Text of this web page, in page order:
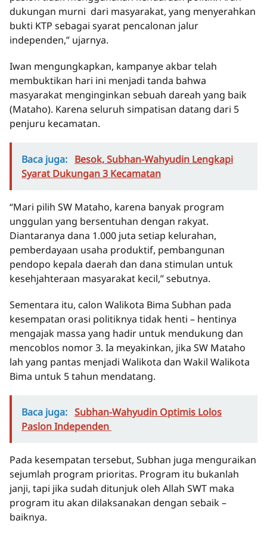
dukungan murni dari masyarakat, yang menyerahkan
bukti KTP sebagai syarat pencalonan jalur
independen,” ujarnya.
Iwan mengungkapkan, kampanye akbar telah
membuktikan hari ini menjadi tanda bahwa
masyarakat menginginkan sebuah dareah yang baik
(Mataho). Karena seluruh simpatisan datang dari 5
penjuru kecamatan.
Baca juga: Besok, Subhan-Wahyudin Lengkapi
Syarat Dukungan 3 Kecamatan
“Mari pilih SW Mataho, karena banyak program
unggulan yang bersentuhan dengan rakyat.
Diantaranya dana 1.000 juta setiap kelurahan,
pemberdayaan usaha produktif, pembangunan
pendopo kepala daerah dan dana stimulan untuk
kesehjahteraan masyarakat kecil,” sebutnya.
Sementara itu, calon Walikota Bima Subhan pada
kesempatan orasi politiknya tidak henti – hentinya
mengajak massa yang hadir untuk mendukung dan
mencoblos nomor 3. Ia meyakinkan, jika SW Mataho
lah yang pantas menjadi Walikota dan Wakil Walikota
Bima untuk 5 tahun mendatang.
Baca juga: Subhan-Wahyudin Optimis Lolos
Paslon Independen
Pada kesempatan tersebut, Subhan juga menguraikan
sejumlah program prioritas. Program itu bukanlah
janji, tapi jika sudah ditunjuk oleh Allah SWT maka
program itu akan dilaksanakan dengan sebaik –
baiknya.